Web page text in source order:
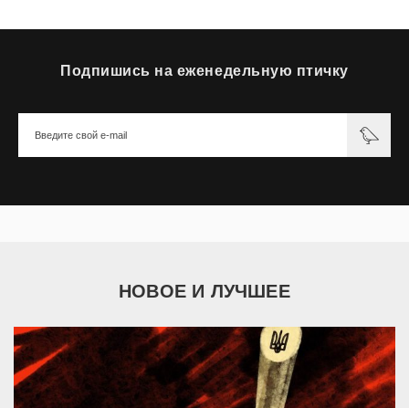
Подпишись на еженедельную птичку
НОВОЕ И ЛУЧШЕЕ